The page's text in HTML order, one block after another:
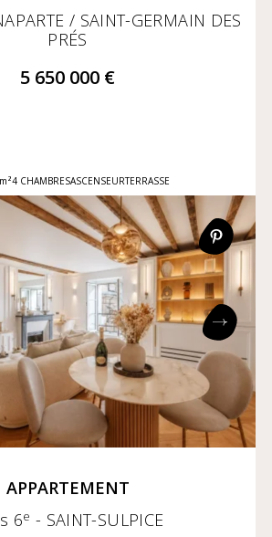
/ SAINT-GERMAIN DES
PRÉS
5 650 000 €
4 CHAMBRESASCENSEURTERRASSE
APPARTEMENT
6e - SAINT-SULPICE